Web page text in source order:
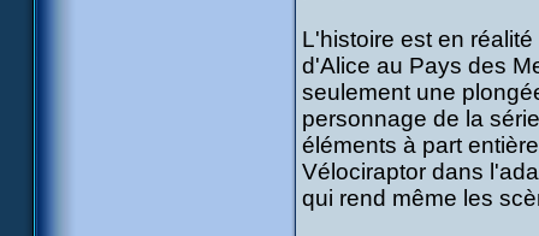
L'histoire est en
d'Alice au Pays des
seulement une
personnage de la
éléments à part
Vélociraptor dans
qui rend même les